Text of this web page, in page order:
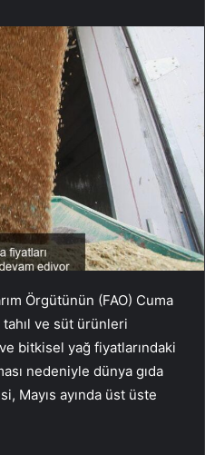
Örgütünün (FAO) Cuma
tahıl ve süt ürünleri
bitkisel yağ fiyatlarındaki
nedeniyle dünya gıda
Mayıs ayında üst üste